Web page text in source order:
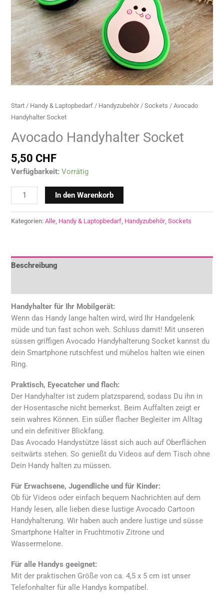
Start / Handy & Laptopbedarf / Handyzubehör/Sockets / Avocado
Handyhalter Socket
Avocado Handyhalter Socket
5,50 CHF
Verfügbarkeit: Vorrätig
In den Warenkorb
Kategorien:Alle, Handy & Laptopbedarf, Handyzubehör,Sockets
Beschreibung
Handyhalter für Ihr Mobilgerät:
Wenn das Handy lange halten wird, wird Ihr Handgelenk
müde und tun fast schon weh. Schluss damit! Mit unseren
süssen griffigen Avocado Handyhalterung Socket kannst du
dein Smartphone rutschfest und mühelos halten wie einen
Ring.
Praktisch, Eyecatcher und flach:
Der Handyhalter ist zudem platzsparend, sodass Du ihn in
der Hosentasche nicht bemerkst. Beim Auffalten zeigt er
sein wahres Können. Ein süßer flacher Begleiter im Alltag
und ein definitiver Blickfang.
Das Avocado Handystütze lässt sich auch auf Oberflächen
seitwärts stehen. So genießt du Videos auf dem Tisch ohne
Dein Handy halten zu müssen.
Für Erwachsene, Jugendliche und für Kinder:
Ob für Videos oder einfach bequem Nachrichten auf dem
Handy lesen, alle lieben diese lustige Avocado Cartoon
Handyhalterung. Wir haben auch andere lustige und süsse
Smartphone Halter in Fruchtmotiv Zitrone und
Wassermelone.
Für alle Handys geeignet:
Mit der praktischen Größe von ca. 4,5 x 5 cm ist unser
Telefonhalter für alle Handys kompatibel.